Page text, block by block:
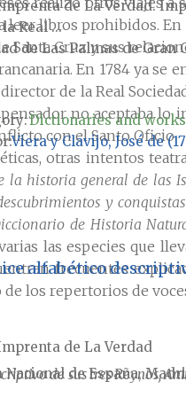
libros prohibidos.
Cruz y sus
En 1784 ya se
de la Real
no aceptaba
con el Santo Oficio.
otras intentos
la historia general de las
y
de Historia
las especies que
frecuentes
los repertorios de
de sus tres Reynos,
de La Verdad.
Real ...
de Las Palmas de Gran
Dictionaries and
Viera y Clavijo, José de
alfabético
de La Verdad
Nacional de España,